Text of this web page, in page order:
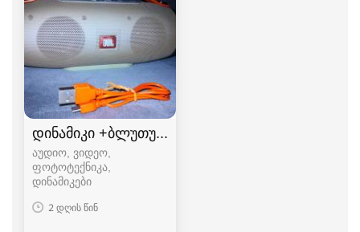
დინამიკი +ბლუთუზი+FM+USB.(K5+)
აუდიო, ვიდეო,
ფოტოტექნიკა,
დინამიკები
2 დღის წინ